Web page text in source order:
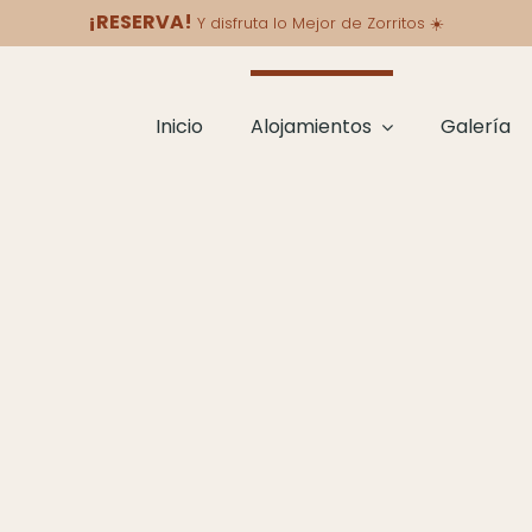
¡RESERVA! Y disfruta lo Mejor de Zorritos ☀️
Inicio Alojamientos Galería